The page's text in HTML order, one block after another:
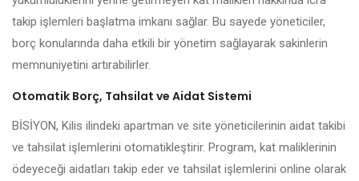
takip işlemleri başlatma imkanı sağlar. Bu sayede yöneticiler,
borç konularında daha etkili bir yönetim sağlayarak sakinlerin
memnuniyetini artırabilirler.
Otomatik Borç, Tahsilat ve Aidat Sistemi
BİSİYON, Kilis ilindeki apartman ve site yöneticilerinin aidat takibi
ve tahsilat işlemlerini otomatikleştirir. Program, kat maliklerinin
ödeyeceği aidatları takip eder ve tahsilat işlemlerini online olarak